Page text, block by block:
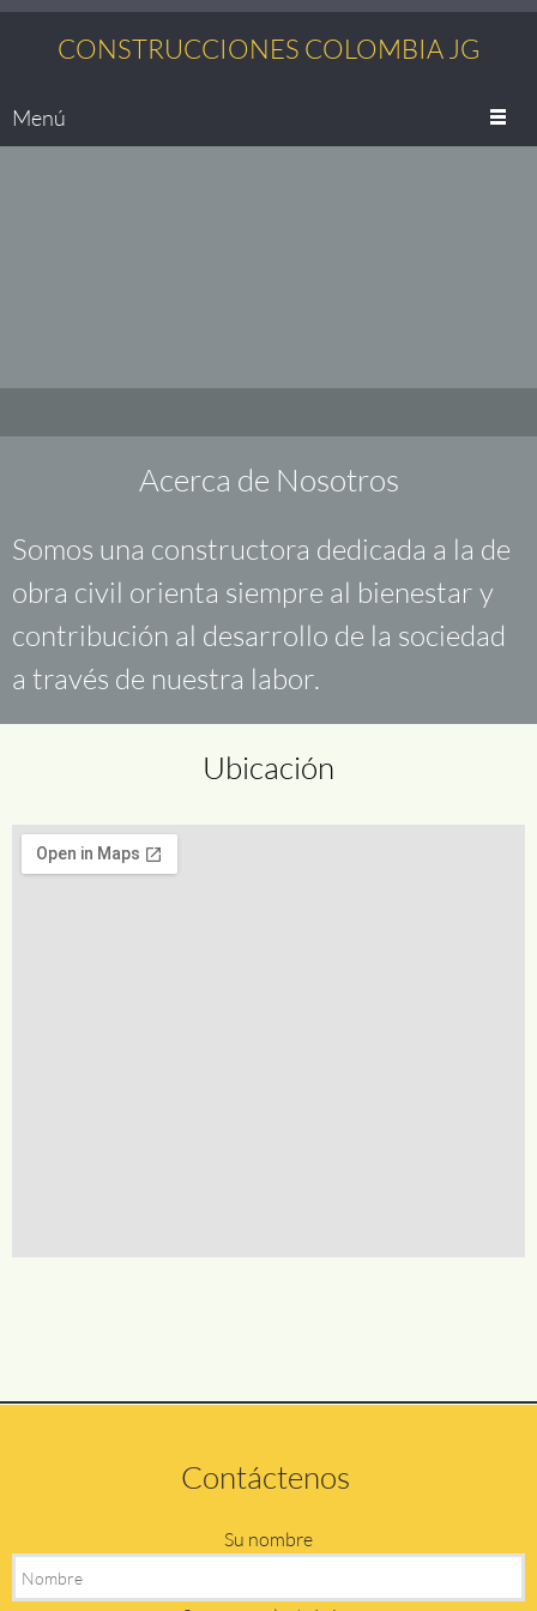
CONSTRUCCIONES COLOMBIA JG
Menú
Acerca de Nosotros
Somos una constructora dedicada a la de
obra civil orienta siempre al bienestar y
contribución al desarrollo de la sociedad
a través de nuestra labor.
Ubicación
Contáctenos
Su nombre